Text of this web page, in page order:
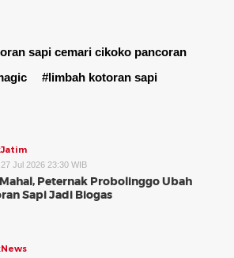
sapi cemari cikoko pancoran
#limbah kotoran sapi
Jul 2026 23:30 WIB
Mahal, Peternak Probolinggo Ubah
Sapi Jadi Biogas